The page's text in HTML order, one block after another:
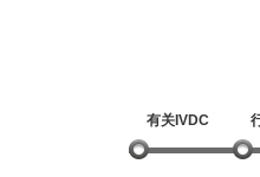
有关IVDC